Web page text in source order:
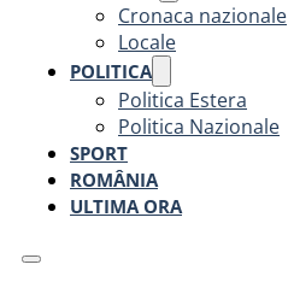
Cronaca nazionale
Locale
POLITICA
Politica Estera
Politica Nazionale
SPORT
ROMÂNIA
ULTIMA ORA